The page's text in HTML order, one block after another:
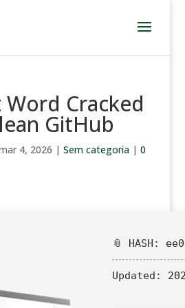
Cracked
GitHub
4, 2026 | Sem categoria| 0
📎 HASH:
Updated: